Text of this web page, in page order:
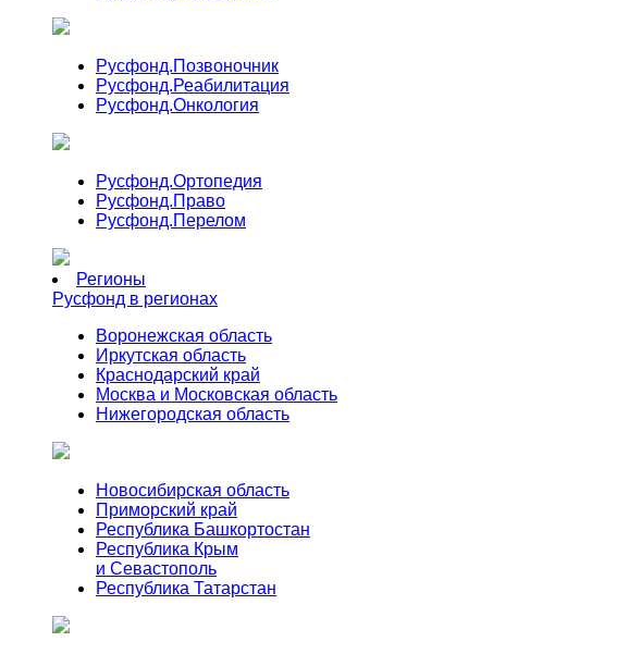
Русфонд.Позвоночник
Русфонд.Реабилитация
Русфонд.Онкология
Русфонд.Ортопедия
Русфонд.Право
Русфонд.Перелом
Регионы
Русфонд в регионах
Воронежская область
Иркутская область
Краснодарский край
Москва и Московская область
Нижегородская область
Новосибирская область
Приморский край
Республика Башкортостан
Республика Крым
и Севастополь
Республика Татарстан